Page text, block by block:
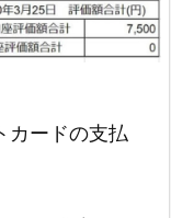
カードの支払